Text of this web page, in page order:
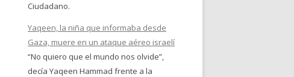
Ciudadano.
Yaqeen, la niña que informaba desde
Gaza, muere en un ataque aéreo israelí
“No quiero que el mundo nos olvide”,
decía Yaqeen Hammad frente a la